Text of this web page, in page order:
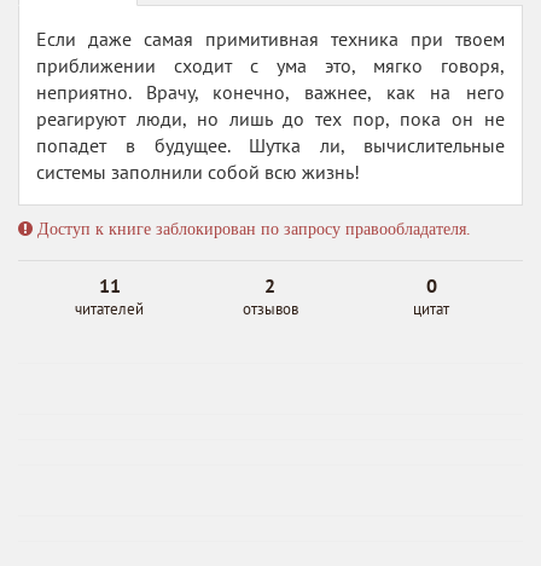
Если даже самая примитивная техника при твоем
приближении сходит с ума это, мягко говоря,
неприятно. Врачу, конечно, важнее, как на него
реагируют люди, но лишь до тех пор, пока он не
попадет в будущее. Шутка ли, вычислительные
системы заполнили собой всю жизнь!
Доступ к книге заблокирован по запросу правообладателя.
11
читателей
2
отзывов
0
цитат